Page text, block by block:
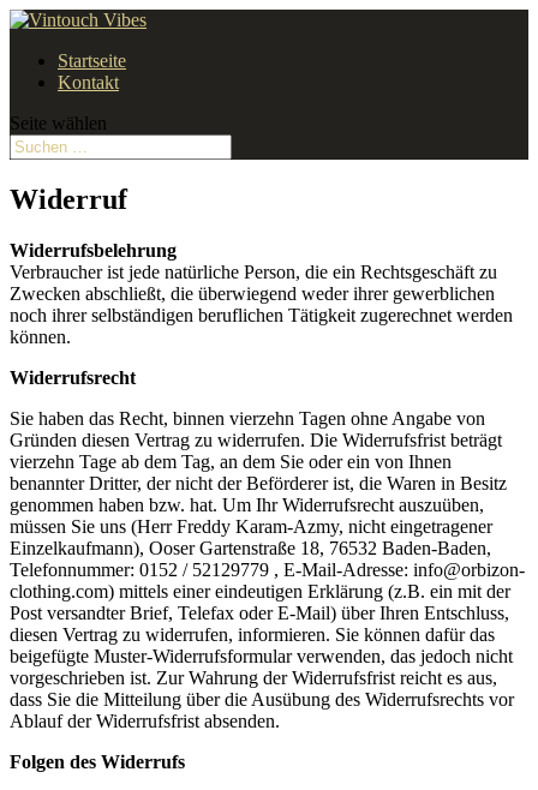
Startseite
Kontakt
Seite wählen
Widerruf
Widerrufsbelehrung
Verbraucher ist jede natürliche Person, die ein Rechtsgeschäft zu
Zwecken abschließt, die überwiegend weder ihrer gewerblichen
noch ihrer selbständigen beruflichen Tätigkeit zugerechnet werden
können.
Widerrufsrecht
Sie haben das Recht, binnen vierzehn Tagen ohne Angabe von
Gründen diesen Vertrag zu widerrufen. Die Widerrufsfrist beträgt
vierzehn Tage ab dem Tag, an dem Sie oder ein von Ihnen
benannter Dritter, der nicht der Beförderer ist, die Waren in Besitz
genommen haben bzw. hat. Um Ihr Widerrufsrecht auszuüben,
müssen Sie uns (Herr Freddy Karam-Azmy, nicht eingetragener
Einzelkaufmann), Ooser Gartenstraße 18, 76532 Baden-Baden,
Telefonnummer: 0152 / 52129779 , E-Mail-Adresse: info@orbizon-
clothing.com) mittels einer eindeutigen Erklärung (z.B. ein mit der
Post versandter Brief, Telefax oder E-Mail) über Ihren Entschluss,
diesen Vertrag zu widerrufen, informieren. Sie können dafür das
beigefügte Muster-Widerrufsformular verwenden, das jedoch nicht
vorgeschrieben ist. Zur Wahrung der Widerrufsfrist reicht es aus,
dass Sie die Mitteilung über die Ausübung des Widerrufsrechts vor
Ablauf der Widerrufsfrist absenden.
Folgen des Widerrufs